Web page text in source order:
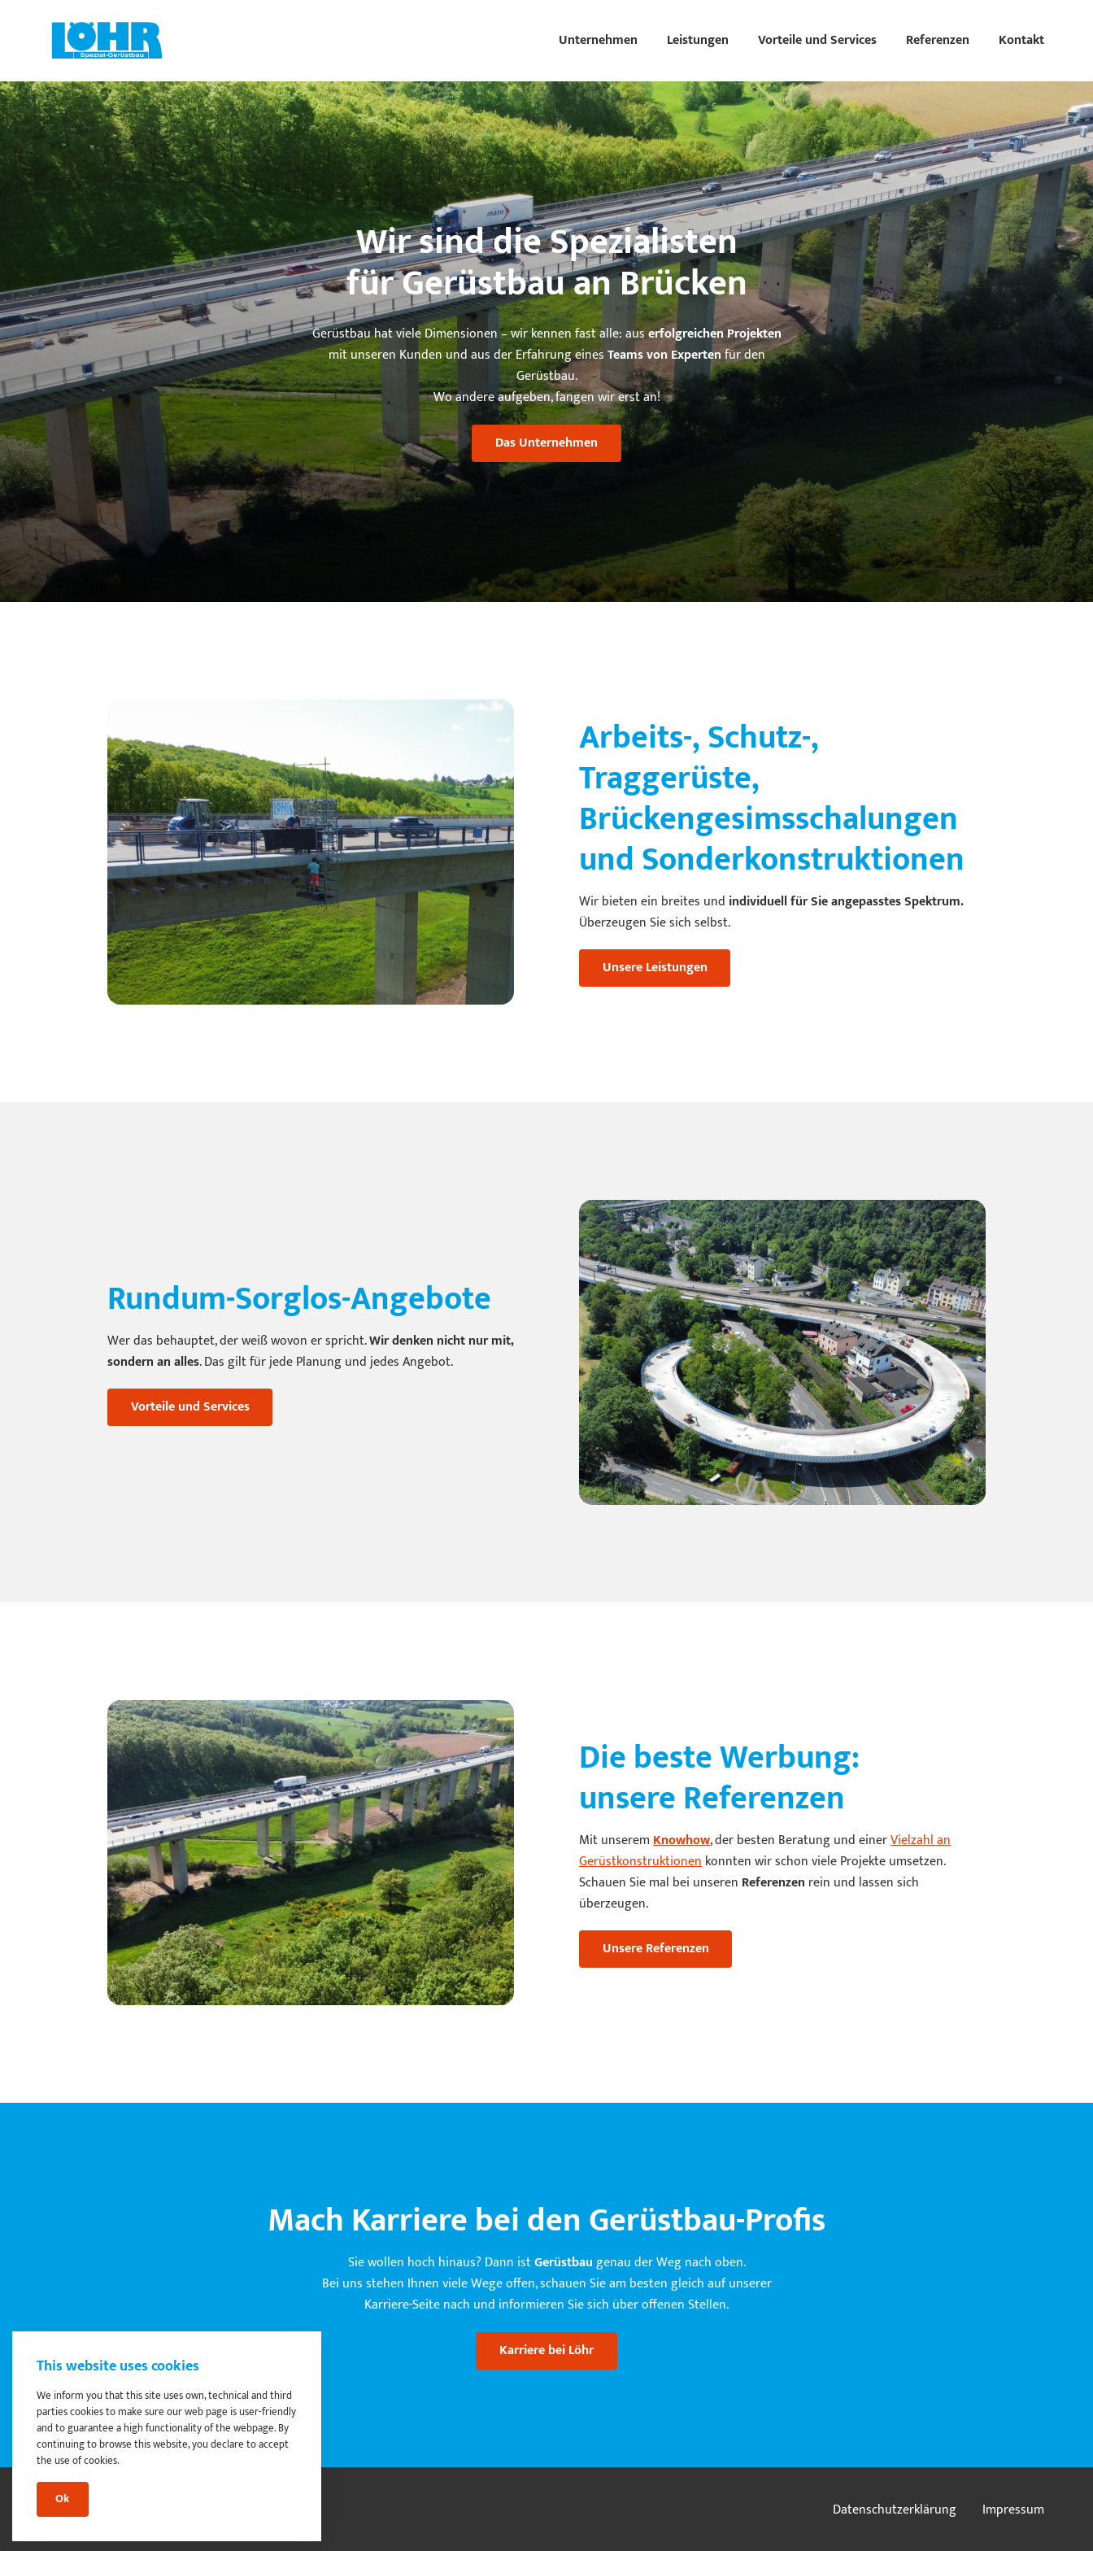
Unternehmen Leistungen Vorteile und Services Referenzen Kontakt
Wir sind die Spezialisten
für Gerüstbau an Brücken
Gerüstbau hat viele Dimensionen – wir kennen fast alle: auserfolgreichen Projekten
mit unseren Kunden und aus der Erfahrung einesTeams von Expertenfür den
Gerüstbau.
Wo andere aufgeben, fangen wir erst an!
Das Unternehmen
Arbeits-, Schutz-,
Traggerüste,
Brückengesimsschalungen
und Sonderkonstruktionen
Wir bieten ein breites und individuell für Sie angepasstes Spektrum.
Überzeugen Sie sich selbst.
Unsere Leistungen
Rundum-Sorglos-Angebote
Wer das behauptet, der weiß wovon er spricht.Wir denken nicht nur mit,
sondern an alles. Das gilt für jede Planung und jedes Angebot.
Vorteile und Services
Die beste Werbung:
unsere Referenzen
Mit unseremKnowhow, der besten Beratung und einerVielzahl an
Gerüstkonstruktionenkonnten wir schon viele Projekte umsetzen.
Schauen Sie mal bei unseren Referenzen rein und lassen sich
überzeugen.
Unsere Referenzen
Mach Karriere bei den Gerüstbau-Profis
Sie wollen hoch hinaus? Dann istGerüstbaugenau der Weg nach oben.
Bei uns stehen Ihnen viele Wege offen, schauen Sie am besten gleich auf unserer
Karriere-Seite nach und informieren Sie sich über offenen Stellen.
Karriere bei Löhr
Datenschutzerklärung Impressum
© 2023 Spezial-Gerüstbau Löhr GmbH
This website uses cookies
We inform you that this site uses own, technical and third
parties cookies to make sure our web page is user-friendly
and to guarantee a high functionality of the webpage. By
continuing to browse this website, you declare to accept
the use of cookies.
Ok